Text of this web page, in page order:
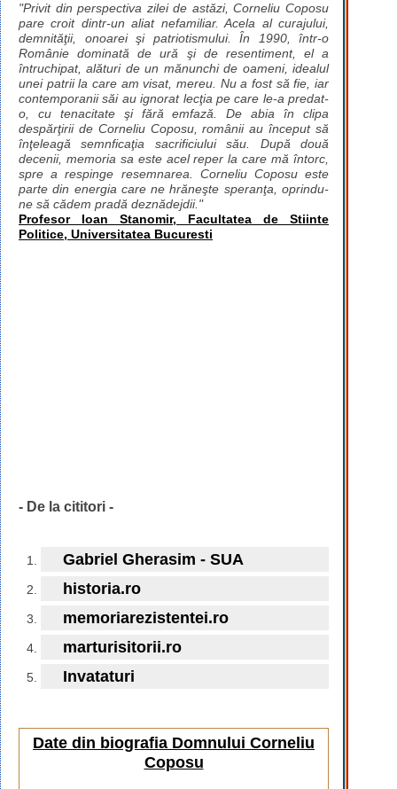
"Privit din perspectiva zilei de astăzi, Corneliu Coposu
pare croit dintr-un aliat nefamiliar. Acela al curajului,
demnităţii, onoarei şi patriotismului. În 1990, într-o
Românie dominată de ură şi de resentiment, el a
întruchipat, alături de un mănunchi de oameni, idealul
unei patrii la care am visat, mereu. Nu a fost să fie, iar
contemporanii săi au ignorat lecţia pe care le-a predat-
o, cu tenacitate şi fără emfază. De abia în clipa
despărţirii de Corneliu Coposu, românii au început să
înţeleagă semnficaţia sacrificiului său. După două
decenii, memoria sa este acel reper la care mă întorc,
spre a respinge resemnarea. Corneliu Coposu este
parte din energia care ne hrăneşte speranţa, oprindu-
ne să cădem pradă deznădejdii."
Profesor Ioan Stanomir, Facultatea de Stiinte
Politice, Universitatea Bucuresti
- De la cititori -
Gabriel Gherasim - SUA
historia.ro
memoriarezistentei.ro
marturisitorii.ro
Invataturi
Date din biografia Domnului Corneliu
Coposu